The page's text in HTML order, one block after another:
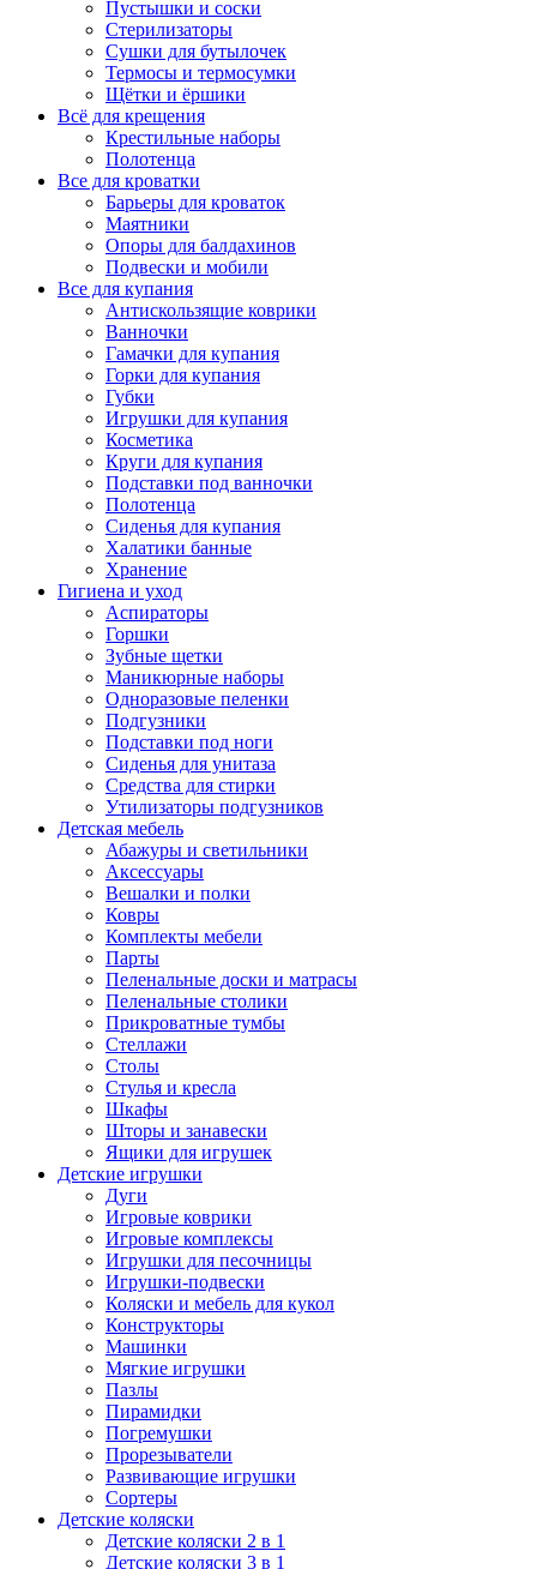
Пустышки и соски
Стерилизаторы
Сушки для бутылочек
Термосы и термосумки
Щётки и ёршики
Всё для крещения
Крестильные наборы
Полотенца
Все для кроватки
Барьеры для кроваток
Маятники
Опоры для балдахинов
Подвески и мобили
Все для купания
Антискользящие коврики
Ванночки
Гамачки для купания
Горки для купания
Губки
Игрушки для купания
Косметика
Круги для купания
Подставки под ванночки
Полотенца
Сиденья для купания
Халатики банные
Хранение
Гигиена и уход
Аспираторы
Горшки
Зубные щетки
Маникюрные наборы
Одноразовые пеленки
Подгузники
Подставки под ноги
Сиденья для унитаза
Средства для стирки
Утилизаторы подгузников
Детская мебель
Абажуры и светильники
Аксессуары
Вешалки и полки
Ковры
Комплекты мебели
Парты
Пеленальные доски и матрасы
Пеленальные столики
Прикроватные тумбы
Стеллажи
Столы
Стулья и кресла
Шкафы
Шторы и занавески
Ящики для игрушек
Детские игрушки
Дуги
Игровые коврики
Игровые комплексы
Игрушки для песочницы
Игрушки-подвески
Коляски и мебель для кукол
Конструкторы
Машинки
Мягкие игрушки
Пазлы
Пирамидки
Погремушки
Прорезыватели
Развивающие игрушки
Сортеры
Детские коляски
Детские коляски 2 в 1
Детские коляски 3 в 1